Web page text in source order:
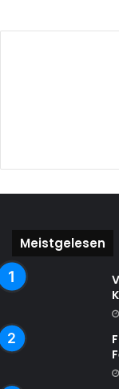
Meistgelesen